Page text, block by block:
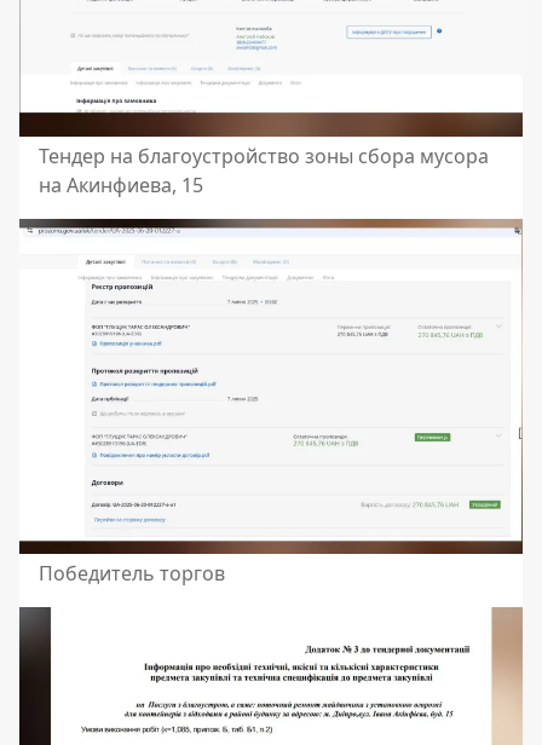
Тендер на благоустройство зоны сбора мусора
на Акинфиева, 15
Победитель торгов